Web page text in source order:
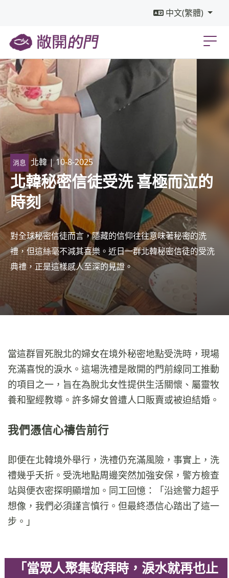
中文(繁體)
消息 北韓| 10-8-2025
北韓秘密信徒受洗 喜極而泣的
時刻
對全球秘密信徒而言，隱藏的信仰往往意味著秘密的洗
禮，但這絲毫不減其喜樂。近日一群北韓秘密信徒的受洗
典禮，正是這樣感人至深的見證。
當這群冒死脫北的婦女在境外秘密地點受洗時，現場
充滿喜悅的淚水。這場洗禮是敞開的門前線同工推動
的項目之一，旨在為脫北女性提供生活關懷、屬靈牧
養和聖經教導。許多婦女曾遭人口販賣或被迫結婚。
我們憑信心禱告前行
即便在北韓境外舉行，洗禮仍充滿風險，事實上，洗
禮幾乎夭折。受洗地點周邊突然加強安保，警方檢查
站與便衣密探明顯增加。同工回憶：「沿途警力超乎
想像，我們必須謹言慎行。但最終憑信心踏出了這一
步。」
「當眾人聚集敬拜時，淚水就再也止